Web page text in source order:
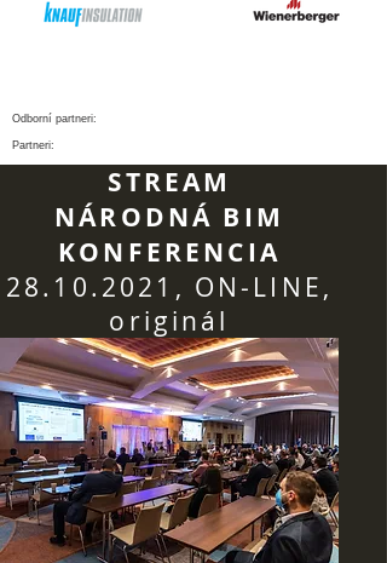
Odborní partneri:
Partneri:
STREAM
NÁRODNÁ BIM
KONFERENCIA
28.10.2021 , ON-LINE,
originál